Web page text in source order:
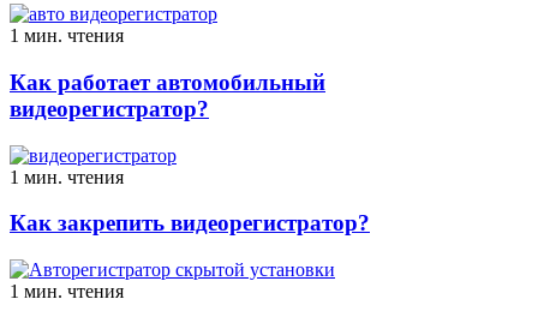
1 мин. чтения
Как работает автомобильный
видеорегистратор?
1 мин. чтения
Как закрепить видеорегистратор?
1 мин. чтения